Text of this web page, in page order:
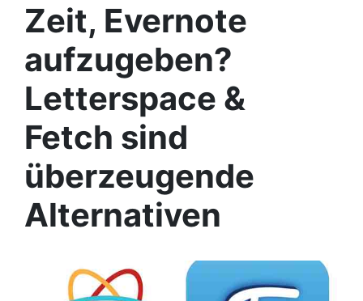
Zeit, Evernote
aufzugeben?
Letterspace &
Fetch sind
überzeugende
Alternativen